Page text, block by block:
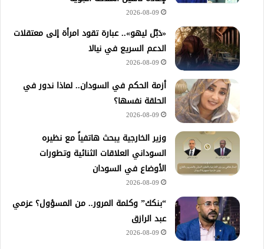
2026-08-09
«دَبِّل ليهو».. عبارة تقود امرأة إلى معتقلات
الدعم السريع في نيالا
2026-08-09
أزمة الحكم في السودان.. لماذا ندور في
الحلقة نفسها؟
2026-08-09
وزير الخارجية يبحث هاتفياً مع نظيره
السوداني العلاقات الثنائية وتطورات
الأوضاع في السودان
2026-08-09
“بنكك” وكلمة المرور.. من المسؤول؟ عزمي
عبد الرازق
2026-08-09